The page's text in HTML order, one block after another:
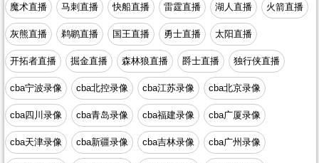
魔术直播 马刺直播 快船直播 雷霆直播 湖人直播 火箭直播
灰熊直播 鹈鹕直播 国王直播 勇士直播 太阳直播
开拓者直播 掘金直播 森林狼直播 爵士直播 独行侠直播
cba宁波录像 cba北控录像 cba江苏录像 cba北京录像
cba四川录像 cba青岛录像 cba福建录像 cba广厦录像
cba天津录像 cba新疆录像 cba吉林录像 cba广州录像